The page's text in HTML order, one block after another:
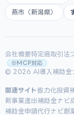
燕市（新潟県）
会社概要特定商取引法
MCP対応
© 2026 AI導入補助金
関連サイト省力化投資
新事業進出補助金ナビ
補助金申請代行ナビ創